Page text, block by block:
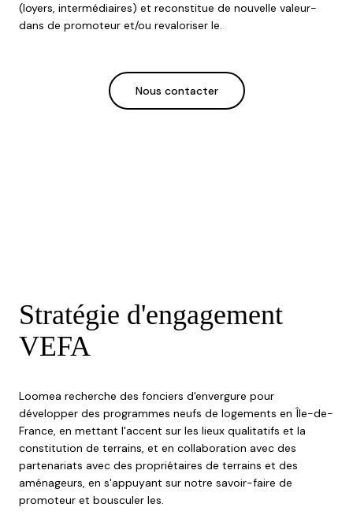
(loyers, intermédiaires) et reconstitue de nouvelle valeur-
dans de promoteur et/ou revaloriser le.
Nous contacter
Stratégie d'engagement
VEFA
Loomea recherche des fonciers d'envergure pour
développer des programmes neufs de logements en Île-de-
France, en mettant l'accent sur les lieux qualitatifs et la
constitution de terrains, et en collaboration avec des
partenariats avec des propriétaires de terrains et des
aménageurs, en s'appuyant sur notre savoir-faire de
promoteur et bousculer les.